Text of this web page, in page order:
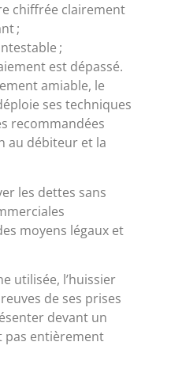
chiffrée clairement
;
;
est dépassé.
amiable, le
ses techniques
recommandées
au débiteur et la
les dettes sans
moyens légaux et
utilisée, l’huissier
de ses prises
devant un
pas entièrement